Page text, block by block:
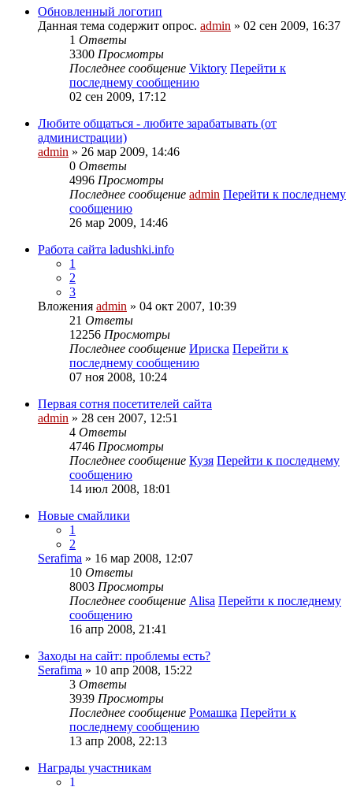
Обновленный логотип
Данная тема содержит опрос. admin » 02 сен 2009, 16:37
1 Ответы
3300 Просмотры
Последнее сообщение Viktory Перейти к
последнему сообщению
02 сен 2009, 17:12
Любите общаться - любите зарабатывать (от
администрации)
admin » 26 мар 2009, 14:46
0 Ответы
4996 Просмотры
Последнее сообщение admin Перейти к последнему
сообщению
26 мар 2009, 14:46
Работа сайта ladushki.info
1
2
3
Вложения admin » 04 окт 2007, 10:39
21 Ответы
12256 Просмотры
Последнее сообщение Ириска Перейти к
последнему сообщению
07 ноя 2008, 10:24
Первая сотня посетителей сайта
admin » 28 сен 2007, 12:51
4 Ответы
4746 Просмотры
Последнее сообщение Кузя Перейти к последнему
сообщению
14 июл 2008, 18:01
Новые смайлики
1
2
Serafima » 16 мар 2008, 12:07
10 Ответы
8003 Просмотры
Последнее сообщение Alisa Перейти к последнему
сообщению
16 апр 2008, 21:41
Заходы на сайт: проблемы есть?
Serafima » 10 апр 2008, 15:22
3 Ответы
3939 Просмотры
Последнее сообщение Ромашка Перейти к
последнему сообщению
13 апр 2008, 22:13
Награды участникам
1